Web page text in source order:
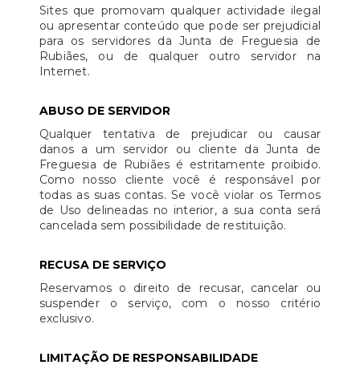
Sites que promovam qualquer actividade ilegal
ou apresentar conteúdo que pode ser prejudicial
para os servidores da Junta de Freguesia de
Rubiães, ou de qualquer outro servidor na
Internet.
ABUSO DE SERVIDOR
Qualquer tentativa de prejudicar ou causar
danos a um servidor ou cliente da Junta de
Freguesia de Rubiães é estritamente proibido.
Como nosso cliente você é responsável por
todas as suas contas. Se você violar os Termos
de Uso delineadas no interior, a sua conta será
cancelada sem possibilidade de restituição.
RECUSA DE SERVIÇO
Reservamos o direito de recusar, cancelar ou
suspender o serviço, com o nosso critério
exclusivo.
LIMITAÇÃO DE RESPONSABILIDADE